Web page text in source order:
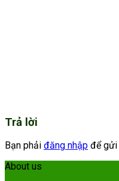
Trả lời
Bạn phải đăng nhập để gửi
About us